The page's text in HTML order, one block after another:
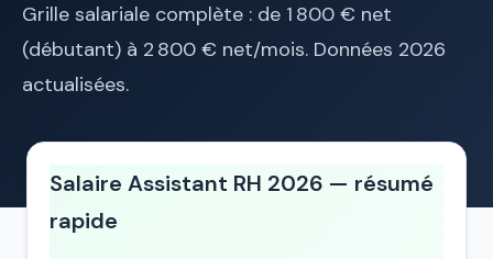
Grille salariale complète : de 1 800 € net
(débutant) à 2 800 € net/mois. Données 2026
actualisées.
Salaire Assistant RH 2026 — résumé
rapide